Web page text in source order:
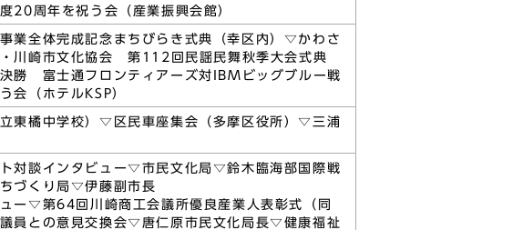
周年を祝う会（産業振興会館）
業全体完成記念まちびらき式典（幸区内）▽かわさ
川崎市文化協会 第112回民謡民舞秋季大会式典
勝 富士通フロンティアーズ対IBMビッグブルー戦
会（ホテルKSP）
東橘中学校）▽区民車座集会（多摩区役所）▽三浦
対談インタビュー▽市民文化局▽鈴木臨海部国際戦
づくり局▽伊藤副市長
ー▽第64回川崎商工会議所優良産業人表彰式（同
員との意見交換会▽唐仁原市民文化局長▽健康福祉